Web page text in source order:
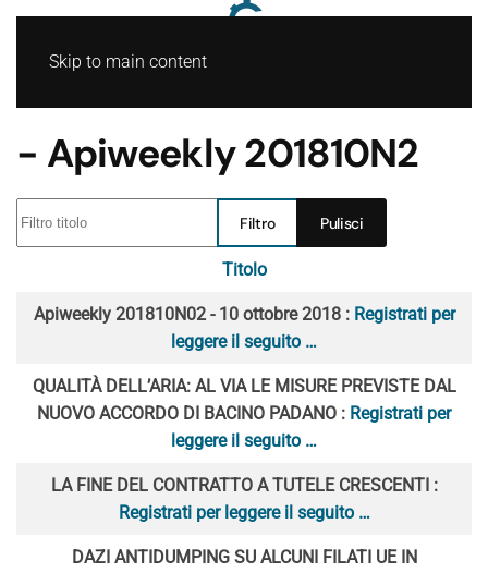
Skip to main content
- Apiweekly 201810N2
Filtro Pulisci
Articoli
Titolo
Apiweekly 201810N02 - 10 ottobre 2018 : Registrati per
leggere il seguito …
QUALITÀ DELL’ARIA: AL VIA LE MISURE PREVISTE DAL
NUOVO ACCORDO DI BACINO PADANO : Registrati per
leggere il seguito …
LA FINE DEL CONTRATTO A TUTELE CRESCENTI :
Registrati per leggere il seguito …
DAZI ANTIDUMPING SU ALCUNI FILATI UE IN